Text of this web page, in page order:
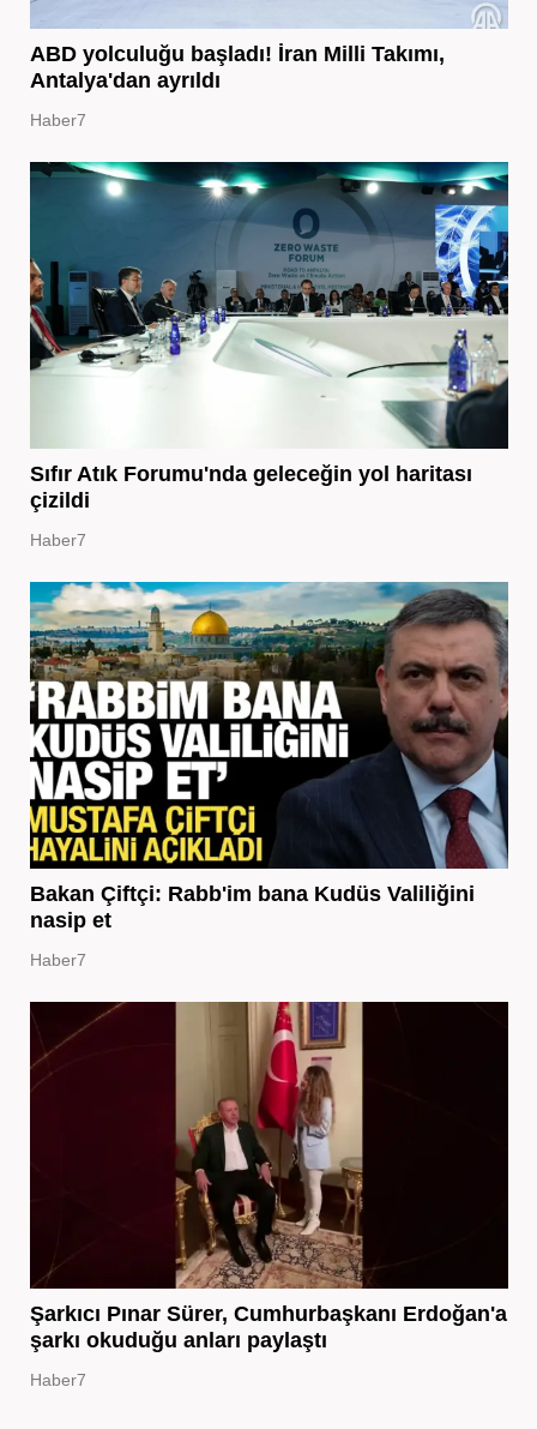
ABD yolculuğu başladı! İran Milli Takımı,
Antalya'dan ayrıldı
Haber7
Sıfır Atık Forumu'nda geleceğin yol haritası
çizildi
Haber7
Bakan Çiftçi: Rabb'im bana Kudüs Valiliğini
nasip et
Haber7
Şarkıcı Pınar Sürer, Cumhurbaşkanı Erdoğan'a
şarkı okuduğu anları paylaştı
Haber7